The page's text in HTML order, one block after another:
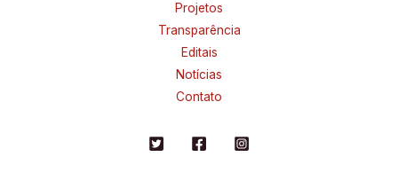
Projetos
Transparência
Editais
Notícias
Contato